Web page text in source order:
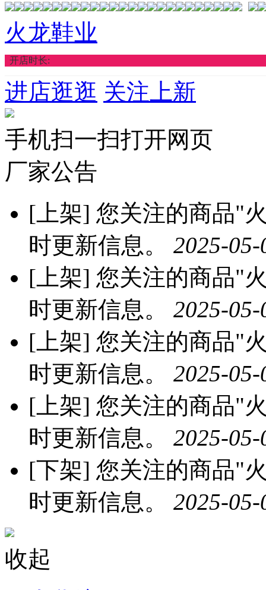
火龙鞋业
开店时长:
进店逛逛 关注上新
手机扫一扫打开网页
厂家公告
[上架] 您关注的商品"
时更新信息。 2025-
[上架] 您关注的商品"
时更新信息。 2025-
[上架] 您关注的商品"
时更新信息。 2025-
[上架] 您关注的商品"
时更新信息。 2025-
[下架] 您关注的商品"
时更新信息。 2025-
收起